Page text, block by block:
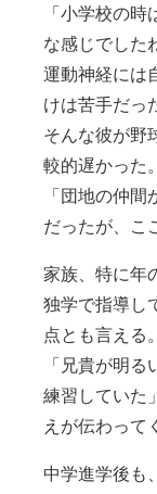
「小学校の
な感じでした
運動神経には
けは苦手だっ
そんな彼が野
較的遅かった。
「団地の仲
だったが、こ
家族、特に年
独学で指導し
点とも言える。
「兄貴が明
練習していた
えが伝わって
中学進学後も